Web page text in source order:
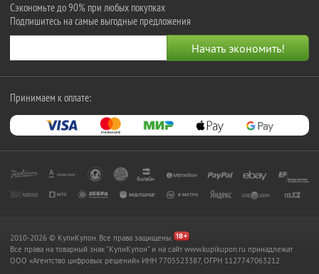
Сэкономьте до 90% при любых покупках
Подпишитесь на самые выгодные предложения
Принимаем к оплате:
2010-2026 © КупиКупон. Все права защищены.
Все права на товарный знак "КупиКупон" и на сайт www.kupikupon.ru принадлежат
OOO «Агентство цифровых решений» ИНН 7705523387, ОГРН 1127747063212